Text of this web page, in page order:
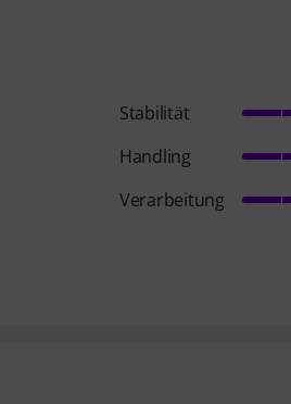
Stabilität
Handling
Verarbeitung